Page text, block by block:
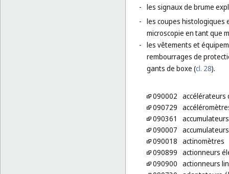
- les signaux de brume
- les coupes histologiques
microscopie en tant que
- les vêtements et
rembourrages de
gants de boxe (cl. 28).
090002 accélérateurs
090729
090361
090007
090018 actinomètres
090899 actionneurs
090900 actionneurs